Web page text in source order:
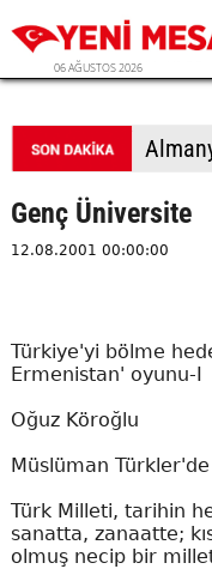
06 AĞUSTOS 2026
Genç Üniversite
12.08.2001 00:00:00
Türkiye'yi bölme
Ermenistan' oyunu-I
Oğuz Köroğlu
Müslüman
Türk Milleti, tarihin
sanatta, zanaatte;
olmuş necip bir